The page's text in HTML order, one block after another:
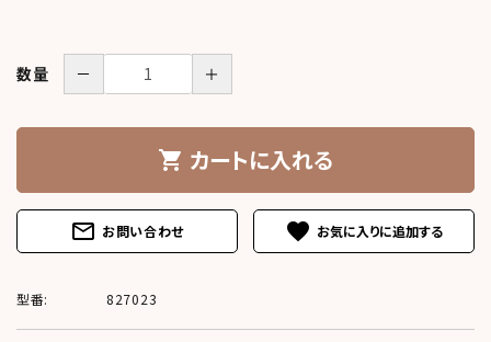
数量 － ＋
shopping_cart カートに入れる
mail_outline お問い合わせ favorite
型番: 827023